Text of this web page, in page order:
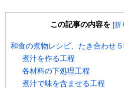
この記事の内容を [折
和食の煮物レシピ、たき合わせ
煮汁を作る工程
各材料の下処理工程
煮汁で味を含ませる工程